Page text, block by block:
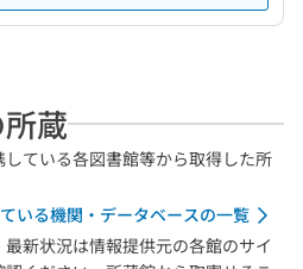
蔵
ている各図書館等から取得した所
いる機関・データベースの一覧
新状況は情報提供元の各館のサイ